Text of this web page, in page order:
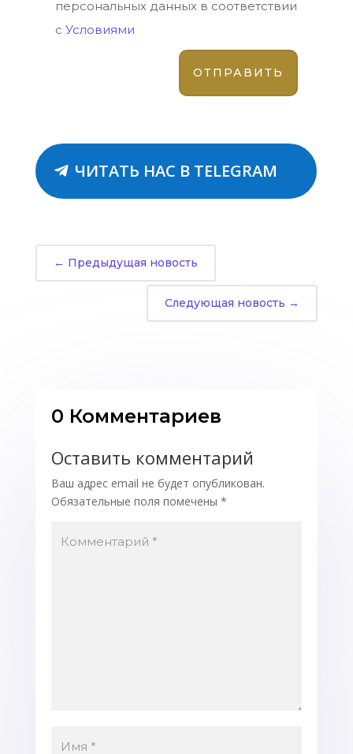
персональных данных в соответствии
с Условиями
ЧИТАТЬ НАС В TELEGRAM
← Предыдущая новость
Следующая новость →
0 Комментариев
Оставить комментарий
Ваш адрес email не будет опубликован.
Обязательные поля помечены *